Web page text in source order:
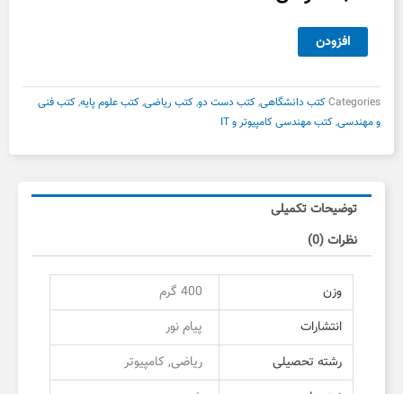
برنامه
سازی
دست
عدد
افزودن
Categoriesکتب دانشگاهی,کتب دست دو,کتب ریاضی,کتب علوم پایه,کتب فنی
و مهندسی,کتب مهندسی کامپیوتر و IT
توضیحات تکمیلی
نظرات (0)
وزن
400 گرم
انتشارات
پیام نور
رشته تحصیلی
ریاضی, کامپیوتر